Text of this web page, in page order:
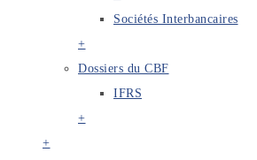
Sociétés Interbancaires
+
Dossiers du CBF
IFRS
+
+